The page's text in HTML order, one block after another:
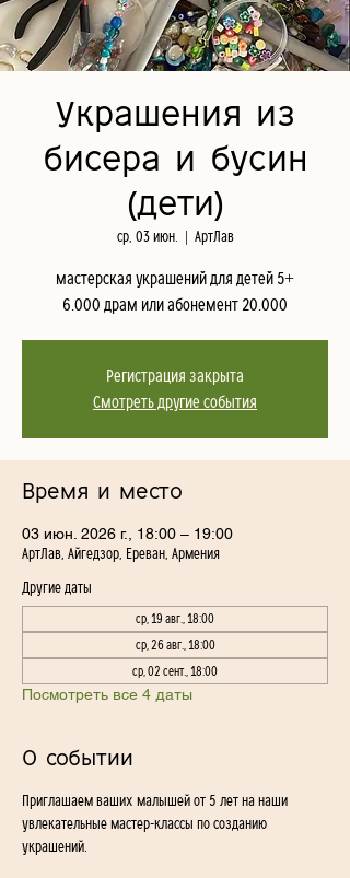
Украшения из
бисера и бусин
(дети)
ср, 03 июн. АртЛав
мастерская украшений для детей 5+
6.000 драм или абонемент 20.000
Регистрация закрыта
Смотреть другие события
Время и место
03 июн. 2026 г., 18:00 – 19:00
АртЛав, Айгедзор, Ереван, Армения
Другие даты
ср, 19 авг., 18:00
ср, 26 авг., 18:00
ср, 02 сент., 18:00
Посмотреть все 4 даты
О событии
Приглашаем ваших малышей от 5 лет на наши
увлекательные мастер-классы по созданию
украшений.